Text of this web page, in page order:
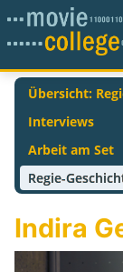
Übersicht:
Interviews
Arbeit am Set
Regie-
Indira